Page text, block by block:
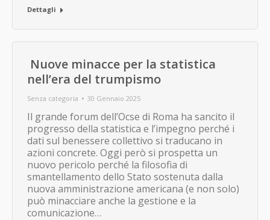
Dettagli
Nuove minacce per la statistica
nell’era del trumpismo
Senza categoria 30 Gennaio 2025
Il grande forum dell’Ocse di Roma ha sancito il
progresso della statistica e l’impegno perché i
dati sul benessere collettivo si traducano in
azioni concrete. Oggi però si prospetta un
nuovo pericolo perché la filosofia di
smantellamento dello Stato sostenuta dalla
nuova amministrazione americana (e non solo)
può minacciare anche la gestione e la
comunicazione…